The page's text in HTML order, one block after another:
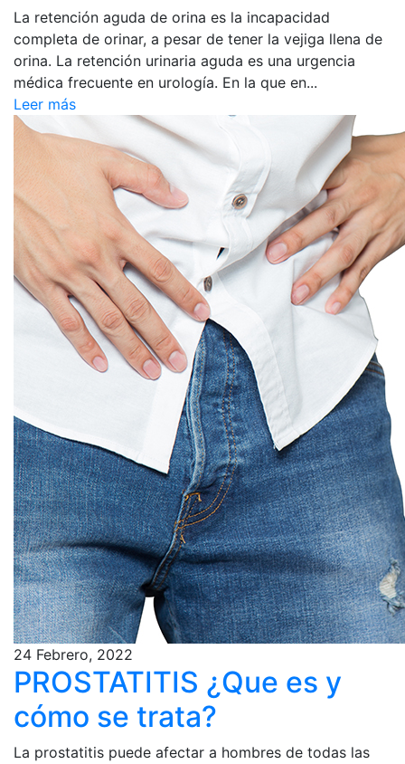
La retención aguda de orina es la incapacidad
completa de orinar, a pesar de tener la vejiga llena de
orina. La retención urinaria aguda es una urgencia
médica frecuente en urología. En la que en...
Leer más
24 Febrero, 2022
PROSTATITIS ¿Que es y
cómo se trata?
La prostatitis puede afectar a hombres de todas las